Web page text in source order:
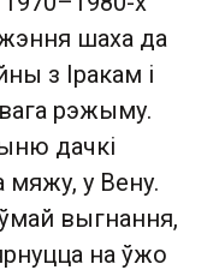
шаха да
з Іракам і
рэжыму.
дачкі
мяжу, у Вену.
выгнання,
на ўжо